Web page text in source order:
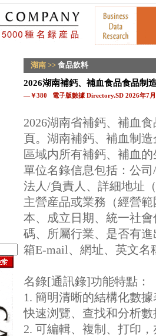
湖南 >> 食品飲料
2026湖南補鈣、補血食品食品制
—￥380 電子版數據 Directory.SD 2026年7
2026湖南省補鈣、補血
頁。湖南補鈣、補血制
區域内所有補鈣、補血
單位名錄信息包括：公
法人/負責人、詳細地址
主營産品或業務（經營
本、成立日期、統一社
碼、所屬行業、是否有
箱E-mail、網址、英文名
名錄[通訊錄]功能特點：
1. 簡明清晰的結構化數
快速浏覽、查找和分析數
2. 可編輯、複制、打印